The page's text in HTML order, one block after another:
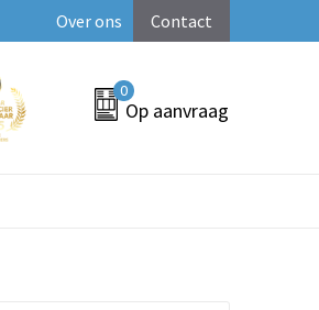
Over ons Contact
0
Op aanvraag